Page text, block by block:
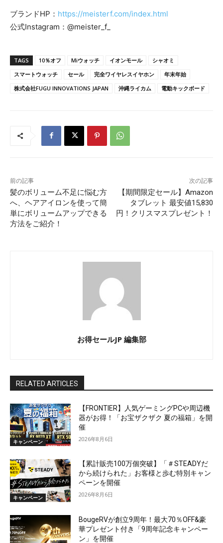
ブランドHP： https://meisterf.com/index.html
公式Instagram：@meister_f_
TAGS 10％オフ Miウォッチ イオンモール
シャオミ
スマートウォッチ
セール 完全ワイヤレスイヤホン
年末年始
株式会社FUGU INNOVATIONS JAPAN
沖縄ライカム 電動キックボード
前の記事
髪のボリューム不足に悩む方
へ、ヘアアイロンを使って簡
単にボリュームアップできる
方法をご紹介！
次の記事
【期間限定セール】Amazon
タブレット 最安値15,830
円！クリスマスプレゼント！
お得セールJP 編集部
RELATED ARTICLES
キャンペーン
【FRONTIER】人気ゲーミングPCや周辺機
器がお得！「お宝ザクザク 夏の福箱」を開
催
2026年8月6日
キャンペーン
【累計販売100万個突破】「＃STEADYだ
から続けられた」お客様と歩む特別キャン
ペーンを開催
2026年8月6日
BougeRVが創立9周年！最大70％OFF&豪
華プレゼント付き「9周年記念キャンペー
ン」を開催